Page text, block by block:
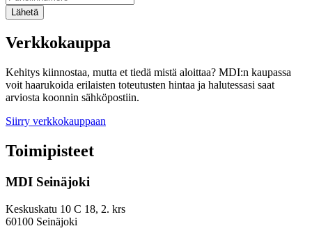
Lähetä
Verkkokauppa
Kehitys kiinnostaa, mutta et tiedä mistä aloittaa? MDI:n kaupassa
voit haarukoida erilaisten toteutusten hintaa ja halutessasi saat
arviosta koonnin sähköpostiin.
Siirry verkkokauppaan
Toimipisteet
MDI Seinäjoki
Keskuskatu 10 C 18, 2. krs
60100 Seinäjoki